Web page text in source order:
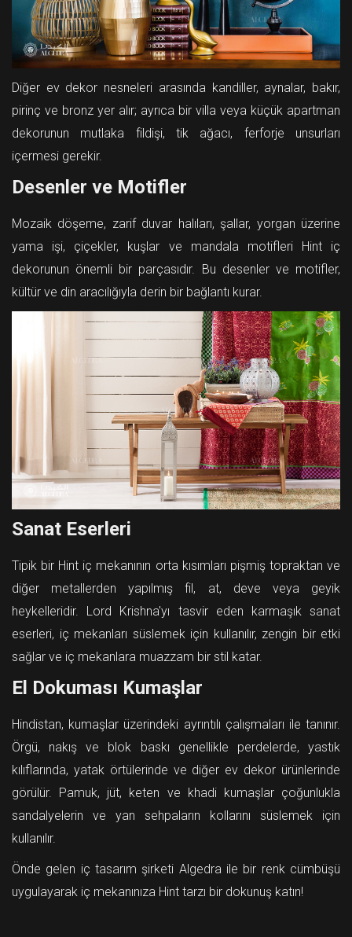
Diğer ev dekor nesneleri arasında kandiller, aynalar, bakır,
pirinç ve bronz yer alır; ayrıca bir villa veya küçük apartman
dekorunun mutlaka fildişi, tik ağacı, ferforje unsurları
içermesi gerekir.
Desenler ve Motifler
Mozaik döşeme, zarif duvar halıları, şallar, yorgan üzerine
yama işi, çiçekler, kuşlar ve mandala motifleri Hint iç
dekorunun önemli bir parçasıdır. Bu desenler ve motifler,
kültür ve din aracılığıyla derin bir bağlantı kurar.
Sanat Eserleri
Tipik bir Hint iç mekanının orta kısımları pişmiş topraktan ve
diğer metallerden yapılmış fil, at, deve veya geyik
heykelleridir. Lord Krishna'yı tasvir eden karmaşık sanat
eserleri, iç mekanları süslemek için kullanılır, zengin bir etki
sağlar ve iç mekanlara muazzam bir stil katar.
El Dokuması Kumaşlar
Hindistan, kumaşlar üzerindeki ayrıntılı çalışmaları ile tanınır.
Örgü, nakış ve blok baskı genellikle perdelerde, yastık
kılıflarında, yatak örtülerinde ve diğer ev dekor ürünlerinde
görülür. Pamuk, jüt, keten ve khadi kumaşlar çoğunlukla
sandalyelerin ve yan sehpaların kollarını süslemek için
kullanılır.
Önde gelen iç tasarım şirketi Algedra ile bir renk cümbüşü
uygulayarak iç mekanınıza Hint tarzı bir dokunuş katın!